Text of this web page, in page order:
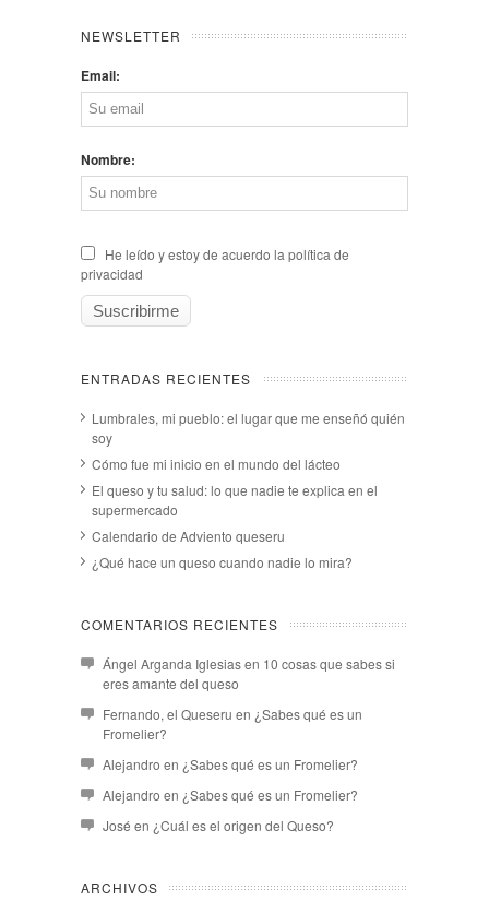
NEWSLETTER
Email:
Nombre:
He leído y estoy de acuerdo la política de
privacidad
ENTRADAS RECIENTES
Lumbrales, mi pueblo: el lugar que me enseñó quién
soy
Cómo fue mi inicio en el mundo del lácteo
El queso y tu salud: lo que nadie te explica en el
supermercado
Calendario de Adviento queseru
¿Qué hace un queso cuando nadie lo mira?
COMENTARIOS RECIENTES
Ángel Arganda Iglesiasen 10 cosas que sabes si
eres amante del queso
Fernando, el Queseru en ¿Sabes qué es un
Fromelier?
Alejandro en ¿Sabes qué es un Fromelier?
Alejandro en ¿Sabes qué es un Fromelier?
José en ¿Cuál es el origen del Queso?
ARCHIVOS